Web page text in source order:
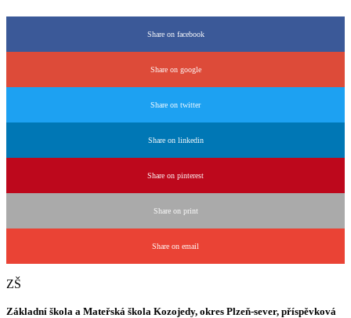
Share on facebook
Share on google
Share on twitter
Share on linkedin
Share on pinterest
Share on print
Share on email
ZŠ
Základní škola a Mateřská škola Kozojedy, okres Plzeň-sever, příspěvková